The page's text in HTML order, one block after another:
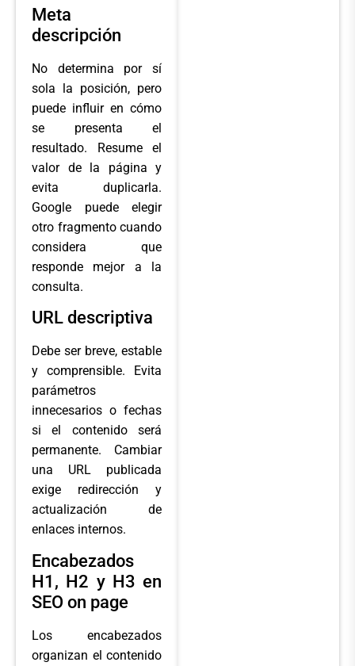
Meta
descripción
No determina por sí
sola la posición, pero
puede influir en cómo
se presenta el
resultado. Resume el
valor de la página y
evita duplicarla.
Google puede elegir
otro fragmento cuando
considera que
responde mejor a la
consulta.
URL descriptiva
Debe ser breve, estable
y comprensible. Evita
parámetros
innecesarios o fechas
si el contenido será
permanente. Cambiar
una URL publicada
exige redirección y
actualización de
enlaces internos.
Encabezados
H1, H2 y H3 en
SEO on page
Los encabezados
organizan el contenido